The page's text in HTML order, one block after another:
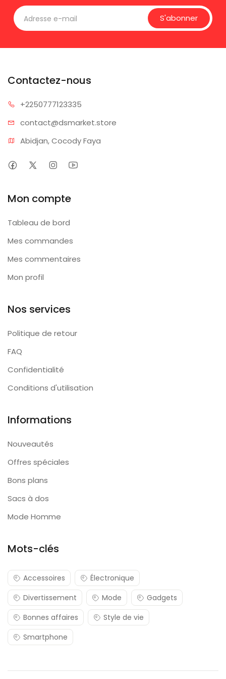
S'abonner
Contactez-nous
+2250777123335
contact@dsmarket.store
Abidjan, Cocody Faya
Mon compte
Tableau de bord
Mes commandes
Mes commentaires
Mon profil
Nos services
Politique de retour
FAQ
Confidentialité
Conditions d'utilisation
Informations
Nouveautés
Offres spéciales
Bons plans
Sacs à dos
Mode Homme
Mots-clés
Accessoires
Électronique
Divertissement
Mode
Gadgets
Bonnes affaires
Style de vie
Smartphone